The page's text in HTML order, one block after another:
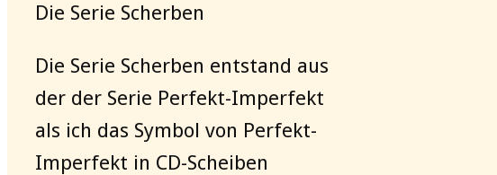
Die Serie Scherben
Die Serie Scherben entstand aus
der der Serie Perfekt-Imperfekt
als ich das Symbol von Perfekt-
Imperfekt in CD-Scheiben